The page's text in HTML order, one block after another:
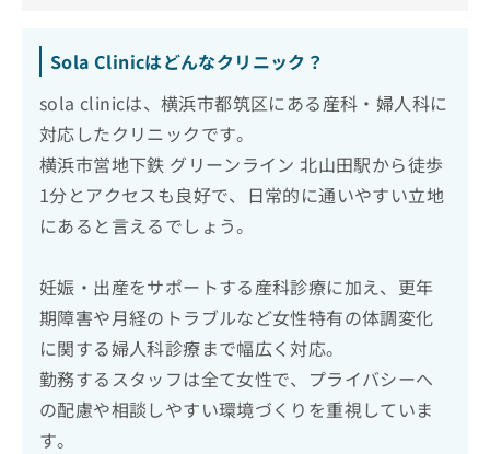
Sola Clinicはどんなクリニック？
sola clinicは、横浜市都筑区にある産科・婦人科に
対応したクリニックです。
横浜市営地下鉄 グリーンライン 北山田駅から徒歩
1分とアクセスも良好で、日常的に通いやすい立地
にあると言えるでしょう。
妊娠・出産をサポートする産科診療に加え、更年
期障害や月経のトラブルなど女性特有の体調変化
に関する婦人科診療まで幅広く対応。
勤務するスタッフは全て女性で、プライバシーへ
の配慮や相談しやすい環境づくりを重視していま
す。